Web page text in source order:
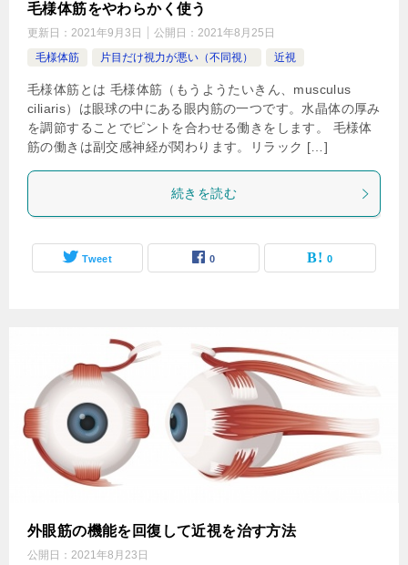
毛様体筋をやわらかく使う
更新日： 2021年9月3日 公開日： 2021年8月25日
毛様体筋
片目だけ視力が悪い（不同視） 近視
毛様体筋とは 毛様体筋（もうようたいきん、musculus
ciliaris）は眼球の中にある眼内筋の一つです。水晶体の厚み
を調節することでピントを合わせる働きをします。 毛様体
筋の働きは副交感神経が関わります。リラック […]
続きを読む
Tweet 0 0
外眼筋の機能を回復して近視を治す方法
公開日： 2021年8月23日